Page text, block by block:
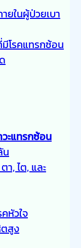
ยในผู้ป่วยเบา
โรคแทรกซ้อน
ะแทรกซ้อน
น
า, ไต, และ
หัวใจ
สูง